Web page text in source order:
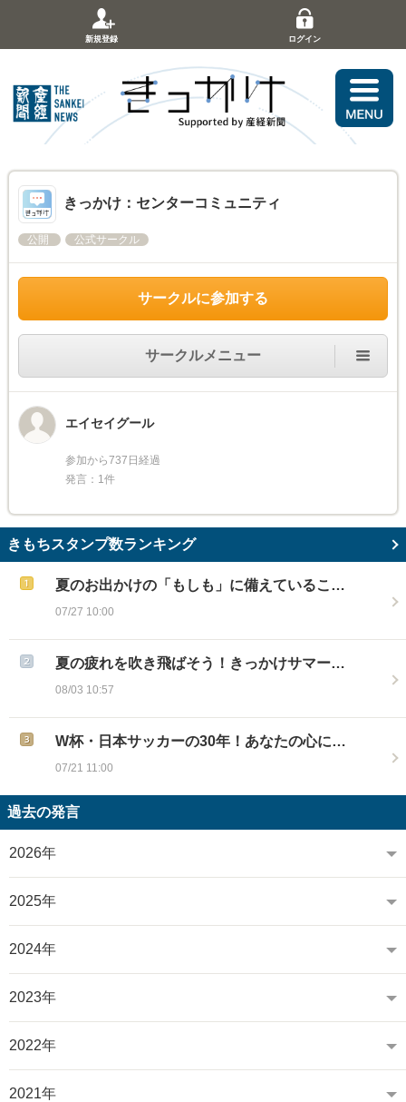
新規登録 ログイン
きっかけ：センターコミュニティ
公開 公式サークル
サークルに参加する
サークルメニュー
エイセイグール
参加から737日経過
発言：1件
きもちスタンプ数ランキング
夏のお出かけの「もしも」に備えているこ…
07/27 10:00
夏の疲れを吹き飛ばそう！きっかけサマー…
08/03 10:57
W杯・日本サッカーの30年！あなたの心に…
07/21 11:00
過去の発言
2026年
2025年
2024年
2023年
2022年
2021年